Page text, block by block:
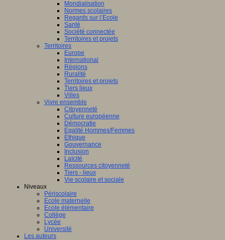
Mondialisation
Normes scolaires
Regards sur l’Ecole
Santé
Société connectée
Territoires et projets
Territoires
Europe
International
Régions
Ruralité
Territoires et projets
Tiers lieux
Villes
Vivre ensemble
Citoyenneté
Culture européenne
Démocratie
Egalité Hommes/Femmes
Ethique
Gouvernance
Inclusion
Laïcité
Ressources citoyenneté
Tiers - lieux
Vie scolaire et sociale
Niveaux
Périscolaire
Ecole maternelle
Ecole élémentaire
Collège
Lycée
Université
Les auteurs